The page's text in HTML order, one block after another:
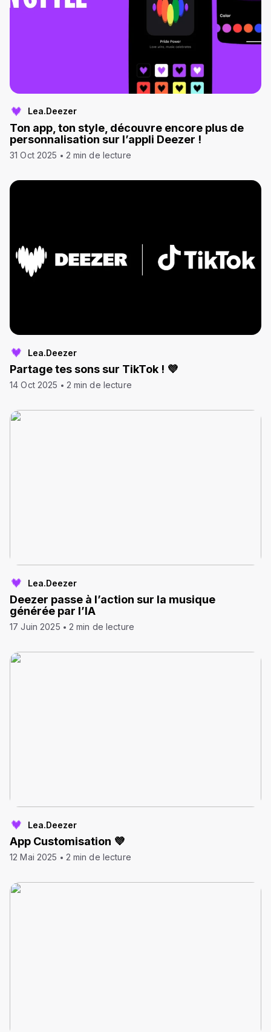
Lea.Deezer
Ton app, ton style, découvre encore plus de
personnalisation sur l’appli Deezer !
31 Oct 2025 2 min de lecture
Lea.Deezer
Partage tes sons sur TikTok ! 💜
14 Oct 2025 2 min de lecture
Lea.Deezer
Deezer passe à l’action sur la musique
générée par l’IA
17 Juin 2025 2 min de lecture
Lea.Deezer
App Customisation 💜
12 Mai 2025 2 min de lecture